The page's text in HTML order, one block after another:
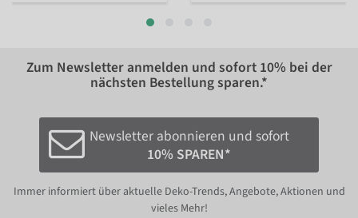
Zum Newsletter anmelden und sofort 10% bei der
nächsten Bestellung sparen.*
Newsletter abonnieren und sofort
10% SPAREN*
Immer informiert über aktuelle Deko-Trends, Angebote, Aktionen und
vieles Mehr!